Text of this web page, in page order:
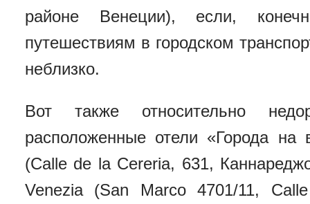
районе Венеции), если,
путешествиям в городском
неблизко.
Вот также относительно
расположенные отели «Города на
(Calle de la Cereria, 631,
Venezia (San Marco 4701/11,